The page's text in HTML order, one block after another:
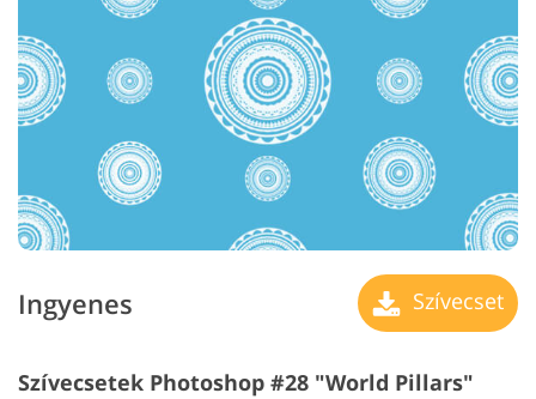
Ingyenes Szívecset
Szívecsetek Photoshop #28 "World Pillars"